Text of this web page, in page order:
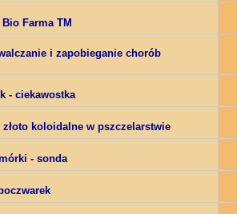
Farma TM
i zapobieganie chorób
- ciekawostka
koloidalne w pszczelarstwie
- sonda